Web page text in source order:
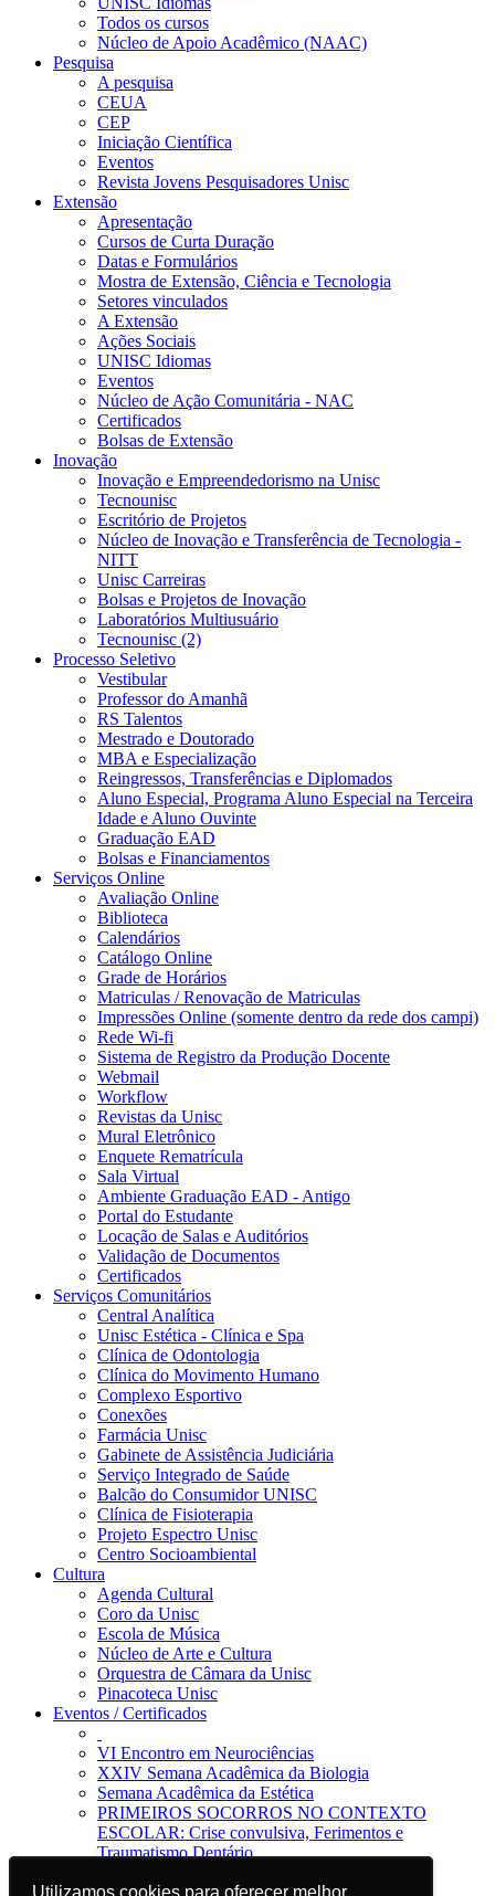
Utilizamos cookies para oferecer melhor
Utilizamos cookies para oferecer melhor
Todos os cursos
Núcleo de Apoio Acadêmico (NAAC)
Pesquisa
A pesquisa
CEUA
CEP
Iniciação Científica
Eventos
Revista Jovens Pesquisadores Unisc
Extensão
Apresentação
Cursos de Curta Duração
Datas e Formulários
Mostra de Extensão, Ciência e Tecnologia
Setores vinculados
A Extensão
Ações Sociais
UNISC Idiomas
Eventos
Núcleo de Ação Comunitária - NAC
Certificados
Bolsas de Extensão
Inovação
Inovação e Empreendedorismo na Unisc
Tecnounisc
Escritório de Projetos
Núcleo de Inovação e Transferência de Tecnologia -
NITT
Unisc Carreiras
Bolsas e Projetos de Inovação
Laboratórios Multiusuário
Tecnounisc (2)
Processo Seletivo
Vestibular
Professor do Amanhã
RS Talentos
Mestrado e Doutorado
MBA e Especialização
Reingressos, Transferências e Diplomados
Aluno Especial, Programa Aluno Especial na Terceira
Idade e Aluno Ouvinte
Graduação EAD
Bolsas e Financiamentos
Serviços Online
Avaliação Online
Biblioteca
Calendários
Catálogo Online
Grade de Horários
Matriculas / Renovação de Matriculas
Impressões Online (somente dentro da rede dos campi)
Rede Wi-fi
Sistema de Registro da Produção Docente
Webmail
Workflow
Revistas da Unisc
Mural Eletrônico
Enquete Rematrícula
Sala Virtual
Ambiente Graduação EAD - Antigo
Portal do Estudante
Locação de Salas e Auditórios
Validação de Documentos
Certificados
Serviços Comunitários
Central Analítica
Unisc Estética - Clínica e Spa
Clínica de Odontologia
Clínica do Movimento Humano
Complexo Esportivo
Conexões
Farmácia Unisc
Gabinete de Assistência Judiciária
Serviço Integrado de Saúde
Balcão do Consumidor UNISC
Clínica de Fisioterapia
Projeto Espectro Unisc
Centro Socioambiental
Cultura
Agenda Cultural
Coro da Unisc
Escola de Música
Núcleo de Arte e Cultura
Orquestra de Câmara da Unisc
Pinacoteca Unisc
Eventos / Certificados
VI Encontro em Neurociências
XXIV Semana Acadêmica da Biologia
Semana Acadêmica da Estética
PRIMEIROS SOCORROS NO CONTEXTO
ESCOLAR: Crise convulsiva, Ferimentos e
Traumatismo Dentário
Jornal da Unisc